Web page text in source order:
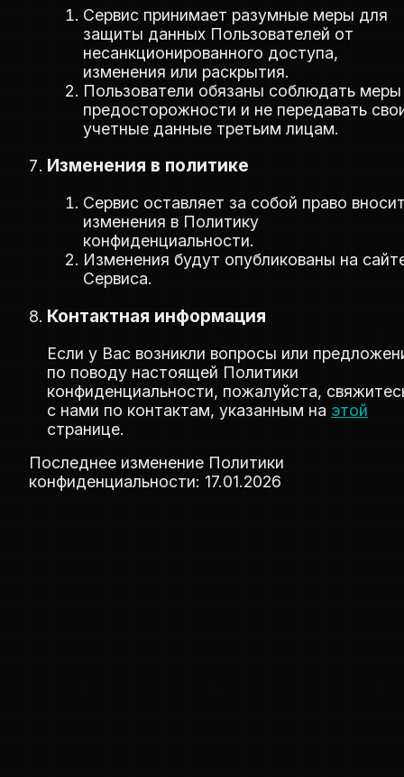
Сервис принимает разумные меры для
защиты данных Пользователей от
несанкционированного доступа,
изменения или раскрытия.
Пользователи обязаны соблюдать меры
предосторожности и не передавать
учетные данные третьим лицам.
Изменения в политике
Сервис оставляет за собой право
изменения в Политику
конфиденциальности.
Изменения будут опубликованы на
Сервиса.
Контактная информация
Если у Вас возникли вопросы или
по поводу настоящей Политики
конфиденциальности, пожалуйста,
с нами по контактам, указанным на этой
странице.
Последнее изменение Политики
конфиденциальности: 17.01.2026